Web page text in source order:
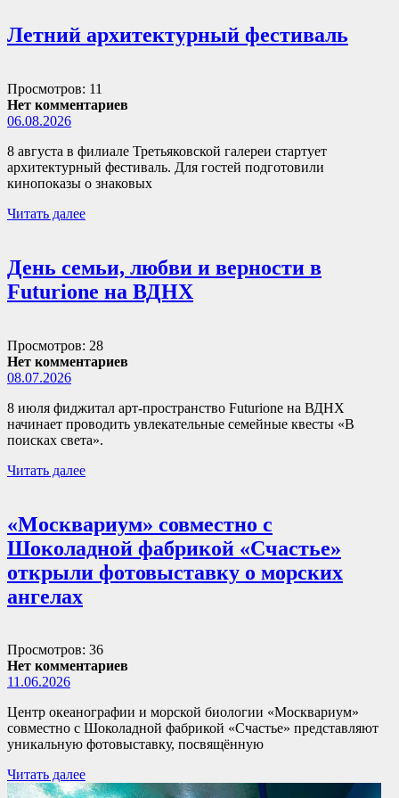
Летний архитектурный фестиваль
Просмотров: 11
Нет комментариев
06.08.2026
8 августа в филиале Третьяковской галереи стартует
архитектурный фестиваль. Для гостей подготовили
кинопоказы о знаковых
Читать далее
День семьи, любви и верности в
Futurione на ВДНХ
Просмотров: 28
Нет комментариев
08.07.2026
8 июля фиджитал арт-пространство Futurione на ВДНХ
начинает проводить увлекательные семейные квесты «В
поисках света».
Читать далее
«Москвариум» совместно с
Шоколадной фабрикой «Счастье»
открыли фотовыставку о морских
ангелах
Просмотров: 36
Нет комментариев
11.06.2026
Центр океанографии и морской биологии «Москвариум»
совместно с Шоколадной фабрикой «Счастье» представляют
уникальную фотовыставку, посвящённую
Читать далее